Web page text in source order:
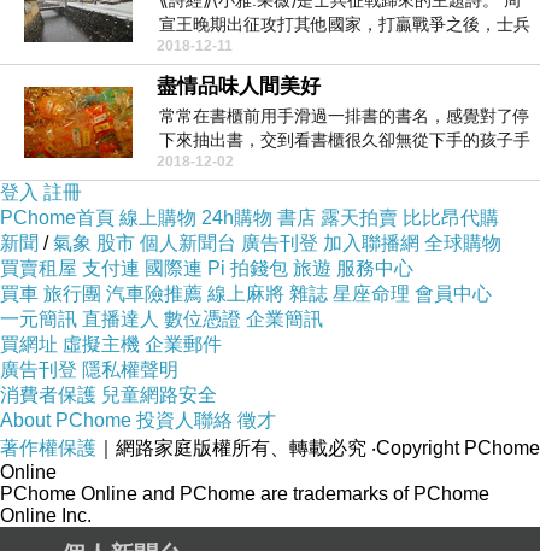
宣王晚期出征攻打其他國家，打贏戰爭之後，士兵
緩...
2018-12-11
盡情品味人間美好
常常在書櫃前用手滑過一排書的書名，感覺對了停
下來抽出書，交到看書櫃很久卻無從下手的孩子手
上。知道那...
2018-12-02
登入 註冊
PChome首頁 線上購物 24h購物 書店 露天拍賣 比比昂代購
新聞 /氣象 股市 個人新聞台 廣告刊登 加入聯播網 全球購物
買賣租屋 支付連 國際連 Pi 拍錢包 旅遊 服務中心
買車 旅行團 汽車險推薦 線上麻將 雜誌 星座命理 會員中心
一元簡訊 直播達人 數位憑證 企業簡訊
買網址 虛擬主機 企業郵件
廣告刊登 隱私權聲明
消費者保護 兒童網路安全
About PChome 投資人聯絡 徵才
著作權保護 ｜網路家庭版權所有、轉載必究 ‧Copyright PChome
Online
PChome Online and PChome are trademarks of PChome
Online Inc.